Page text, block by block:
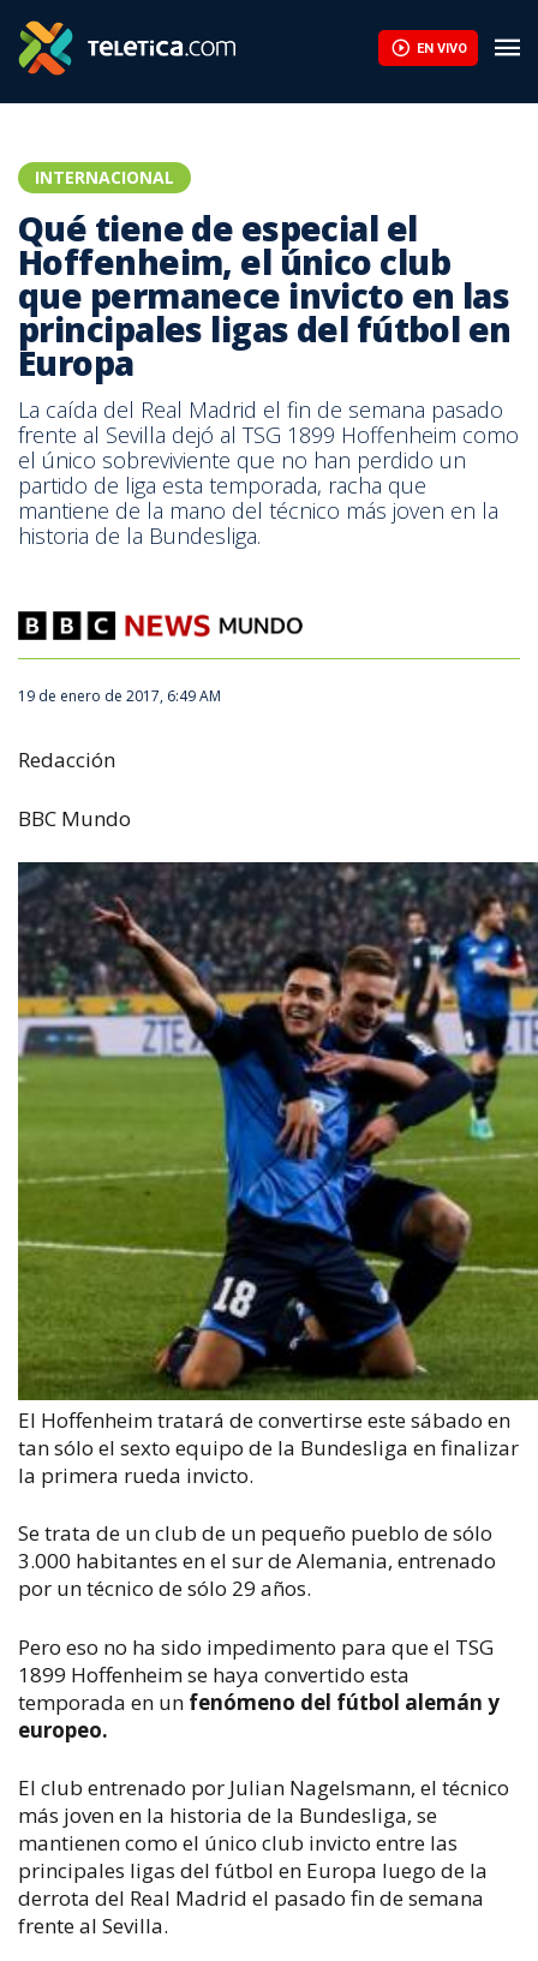
EN VIVO
INTERNACIONAL
Qué tiene de especial el
Hoffenheim, el único club
que permanece invicto en las
principales ligas del fútbol en
Europa
La caída del Real Madrid el fin de semana pasado
frente al Sevilla dejó al TSG 1899 Hoffenheim como
el único sobreviviente que no han perdido un
partido de liga esta temporada, racha que
mantiene de la mano del técnico más joven en la
historia de la Bundesliga.
748494_660.jpg
19 de enero de 2017, 6:49 AM
Redacción
BBC Mundo
El Hoffenheim tratará de convertirse este sábado en
tan sólo el sexto equipo de la Bundesliga en finalizar
la primera rueda invicto.
Se trata de un club de un pequeño pueblo de sólo
3.000 habitantes en el sur de Alemania, entrenado
por un técnico de sólo 29 años.
Pero eso no ha sido impedimento para que el TSG
1899 Hoffenheim se haya convertido esta
temporada en un fenómeno del fútbol alemán y
europeo.
El club entrenado por Julian Nagelsmann, el técnico
más joven en la historia de la Bundesliga, se
mantienen como el único club invicto entre las
principales ligas del fútbol en Europa luego de la
derrota del Real Madrid el pasado fin de semana
frente al Sevilla.